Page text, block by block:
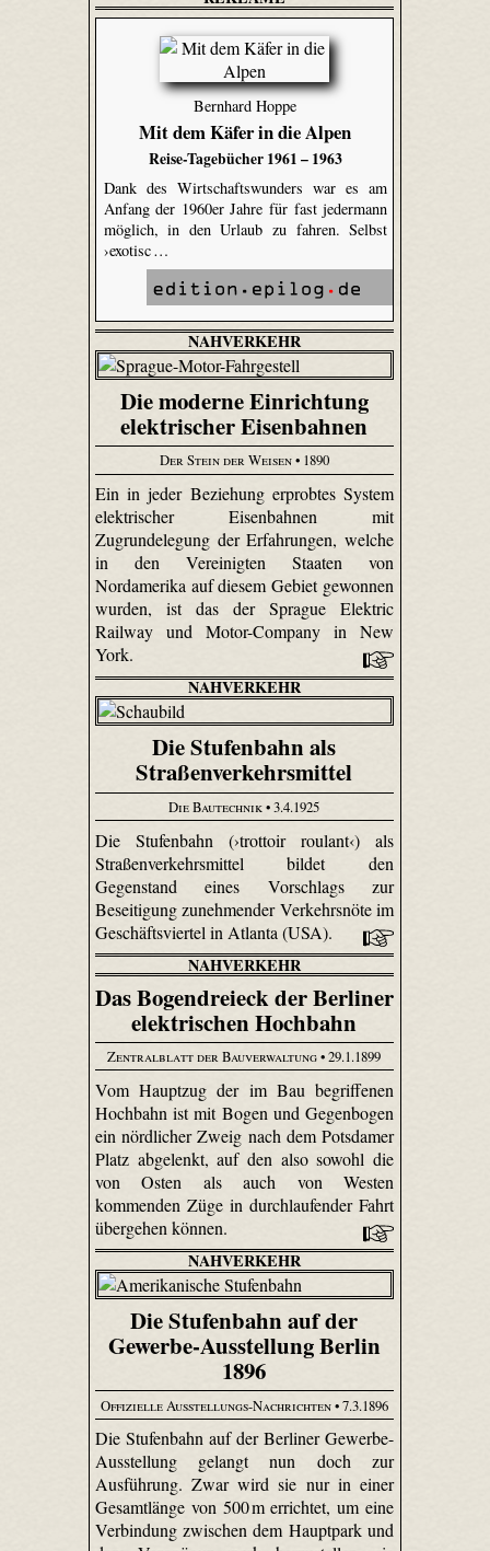
Bernhard Hoppe
Mit dem Käfer in die Alpen
Reise-Tagebücher 1961 – 1963
Dank des Wirtschaftswunders war es am
Anfang der 1960er Jahre für fast jedermann
möglich, in den Urlaub zu fahren. Selbst
›exotisc …
NAHVERKEHR
Die moderne Einrichtung
elektrischer Eisenbahnen
Der Stein der Weisen• 1890
Ein in jeder Beziehung erprobtes System
elektrischer Eisenbahnen mit
Zugrundelegung der Erfahrungen, welche
in den Vereinigten Staaten von
Nordamerika auf diesem Gebiet gewonnen
wurden, ist das der Sprague Elektric
Railway und Motor-Company in New
York.
NAHVERKEHR
Die Stufenbahn als
Straßenverkehrsmittel
Die Bautechnik• 3.4.1925
Die Stufenbahn (›trottoir roulant‹) als
Straßenverkehrsmittel bildet den
Gegenstand eines Vorschlags zur
Beseitigung zunehmender Verkehrsnöte im
Geschäftsviertel in Atlanta (USA).
NAHVERKEHR
Das Bogendreieck der Berliner
elektrischen Hochbahn
Zentralblatt der Bauverwaltung• 29.1.1899
Vom Hauptzug der im Bau begriffenen
Hochbahn ist mit Bogen und Gegenbogen
ein nördlicher Zweig nach dem Potsdamer
Platz abgelenkt, auf den also sowohl die
von Osten als auch von Westen
kommenden Züge in durchlaufender Fahrt
übergehen können.
NAHVERKEHR
Die Stufenbahn auf der
Gewerbe-Ausstellung Berlin
1896
Offizielle Ausstellungs-Nachrichten• 7.3.1896
Die Stufenbahn auf der Berliner Gewerbe-
Ausstellung gelangt nun doch zur
Ausführung. Zwar wird sie nur in einer
Gesamtlänge von 500 m errichtet, um eine
Verbindung zwischen dem Hauptpark und